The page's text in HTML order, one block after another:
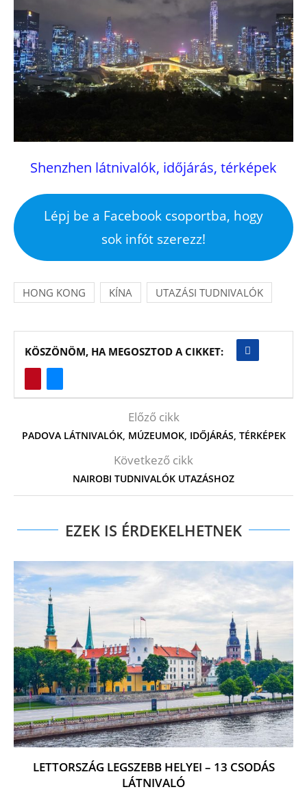
Shenzhen látnivalók, időjárás, térképek
Lépj be a Facebook csoportba, hogy
sok infót szerezz!
HONG KONG KÍNA UTAZÁSI TUDNIVALÓK
KÖSZÖNÖM, HA MEGOSZTOD A CIKKET:
Előző cikk
PADOVA LÁTNIVALÓK, MÚZEUMOK, IDŐJÁRÁS, TÉRKÉPEK
Következő cikk
NAIROBI TUDNIVALÓK UTAZÁSHOZ
EZEK IS ÉRDEKELHETNEK
LETTORSZÁG LEGSZEBB HELYEI – 13 CSODÁS
LÁTNIVALÓ